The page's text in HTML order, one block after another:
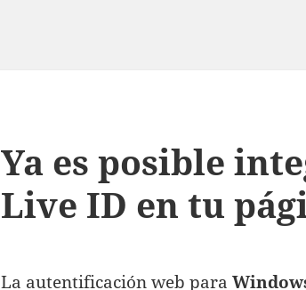
Ya es posible
Live ID en tu
La autentificación web para